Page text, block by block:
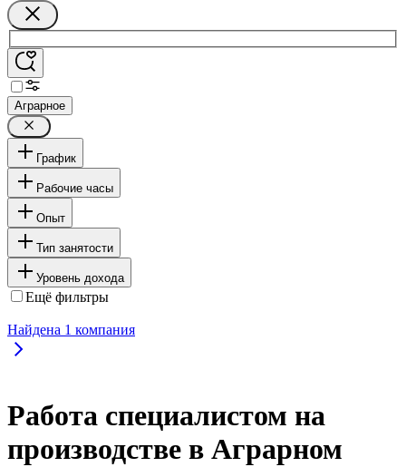
Аграрное
График
Рабочие часы
Опыт
Тип занятости
Уровень дохода
Ещё фильтры
Найдена 1 компания
Работа специалистом на
производстве в Аграрном